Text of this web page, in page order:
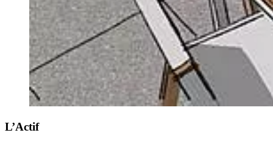
L’Actif